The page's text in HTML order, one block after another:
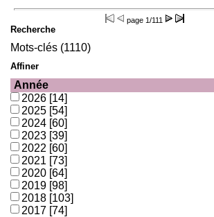
page 1/111
Recherche
Mots-clés (1110)
Affiner
Année
2026 [14]
2025 [54]
2024 [60]
2023 [39]
2022 [60]
2021 [73]
2020 [64]
2019 [98]
2018 [103]
2017 [74]